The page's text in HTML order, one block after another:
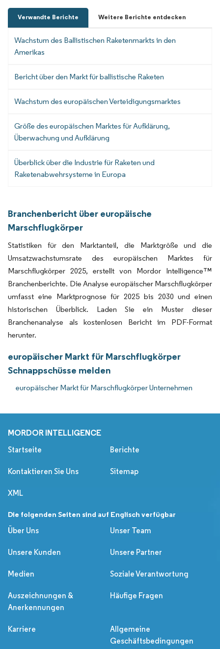
Verwandte Berichte Weitere Berichte entdecken
Wachstum des Ballistischen Raketenmarkts in den
Amerikas
Bericht über den Markt für ballistische Raketen
Wachstum des europäischen Verteidigungsmarktes
Größe des europäischen Marktes für Aufklärung,
Überwachung und Aufklärung
Überblick über die Industrie für Raketen und
Raketenabwehrsysteme in Europa
Branchenbericht über europäische
Marschflugkörper
Statistiken für den Marktanteil, die Marktgröße und die
Umsatzwachstumsrate des europäischen Marktes für
Marschflugkörper 2025, erstellt von Mordor Intelligence™
Branchenberichte. Die Analyse europäischer Marschflugkörper
umfasst eine Marktprognose für 2025 bis 2030 und einen
historischen Überblick. Laden Sie ein Muster dieser
Branchenanalyse als kostenlosen Bericht im PDF-Format
herunter.
europäischer Markt für Marschflugkörper
Schnappschüsse melden
europäischer Markt für Marschflugkörper Unternehmen
MORDOR INTELLIGENCE
Startseite Berichte
Kontaktieren Sie Uns Sitemap
XML
Die folgenden Seiten sind auf Englisch verfügbar
Über Uns
Unser Team
Unsere Kunden Unsere Partner
Medien Soziale Verantwortung
Auszeichnungen &
Anerkennungen
Häufige Fragen
Karriere
Allgemeine
Geschäftsbedingungen